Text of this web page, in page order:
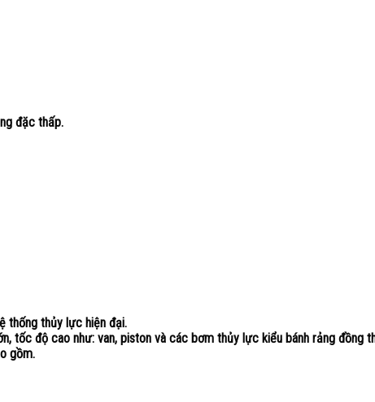
đặc thấp.
thống thủy lực hiện đại.
tốc độ cao như: van, piston và các bơm thủy lực kiểu bánh rảng đồng
gồm.